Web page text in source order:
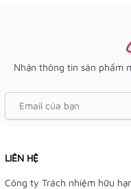
Nhận thông tin sản phẩm
LIÊN HỆ
Công ty Trách nhiệm hữu